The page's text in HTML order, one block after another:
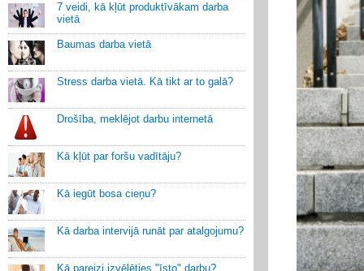
7 veidi, kā kļūt produktīvākam darba
vietā
Baumas darba vietā
Stress darba vietā. Kā tikt ar to galā?
Drošība, meklējot darbu internetā
Kā kļūt par foršu vadītāju?
Kā iegūt bosa cieņu?
Kā darba intervijā runāt par atalgojumu?
Kā pareizi izvēlēties "īsto" darbu?